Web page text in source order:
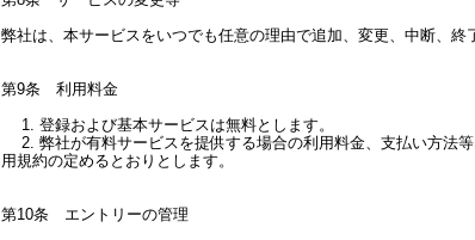
弊社は、本サービスをいつでも任意の理由で追加、変更、中断、終
第9条 利用料金
1. 登録および基本サービスは無料とします。
2. 弊社が有料サービスを提供する場合の利用料金、支払い方法
用規約の定めるとおりとします。
第10条 エントリーの管理